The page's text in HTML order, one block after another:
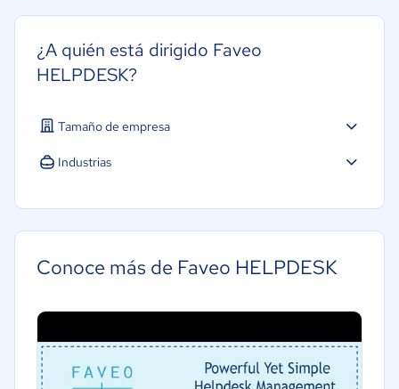
¿A quién está dirigido Faveo
HELPDESK?
Tamaño de empresa
Industrias
Conoce más de Faveo HELPDESK